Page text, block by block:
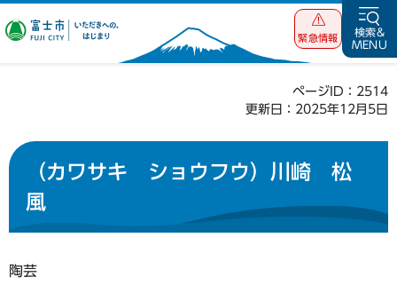
富士市 いただ
緊急情報
検索&
MENU
ページID：2514
更新日：2025年12月5日
（カワサキ ショウフウ）川崎 松
風
陶芸